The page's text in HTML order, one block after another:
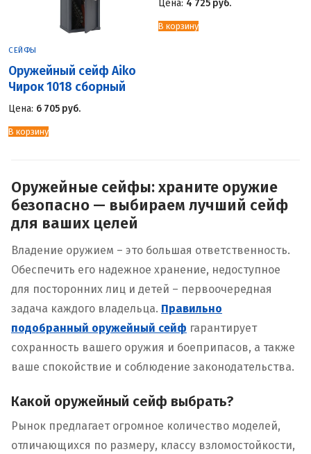
СЕЙФЫ
Оружейный сейф Aiko
Чирок 1018 сборный
Цена: 6 705 руб.
В корзину
Цена: 4 725 руб.
В корзину
Оружейные сейфы: храните оружие
безопасно — выбираем лучший сейф
для ваших целей
Владение оружием – это большая ответственность.
Обеспечить его надежное хранение, недоступное
для посторонних лиц и детей – первоочередная
задача каждого владельца. Правильно
подобранный оружейный сейф гарантирует
сохранность вашего оружия и боеприпасов, а также
ваше спокойствие и соблюдение законодательства.
Какой оружейный сейф выбрать?
Рынок предлагает огромное количество моделей,
отличающихся по размеру, классу взломостойкости,